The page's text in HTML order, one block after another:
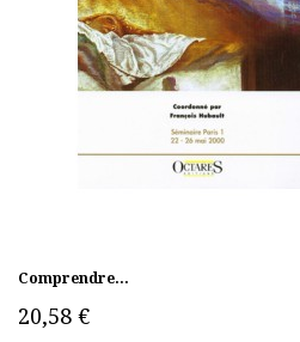
Comprendre...
20,58 €